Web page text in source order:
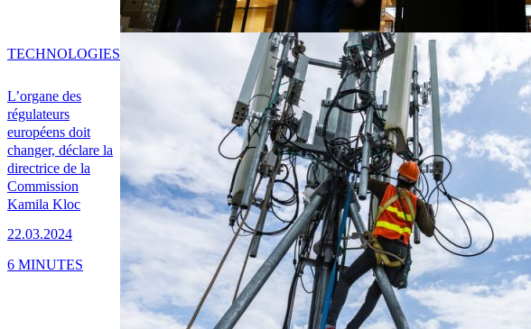
L’organe des
régulateurs
européens doit
changer, déclare la
directrice de la
Commission
Kamila Kloc
22.03.2024
TECHNOLOGIES
6 MINUTES